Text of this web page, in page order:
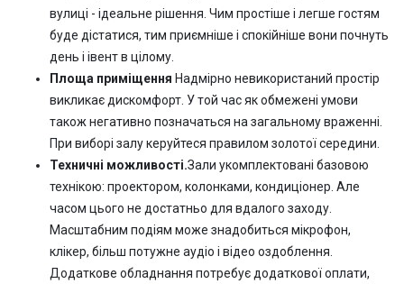
вулиці - ідеальне рішення. Чим простіше і легше гостям
буде дістатися, тим приємніше і спокійніше вони почнуть
день і івент в цілому.
Площа приміщення Надмірно невикористаний простір
викликає дискомфорт. У той час як обмежені умови
також негативно позначаться на загальному враженні.
При виборі залу керуйтеся правилом золотої середини.
Техничні можливості.Зали укомплектовані базовою
технікою: проектором, колонками, кондиціонер. Але
часом цього не достатньо для вдалого заходу.
Масштабним подіям може знадобиться мікрофон,
клікер, більш потужне аудіо і відео оздоблення.
Додаткове обладнання потребує додаткової оплати,